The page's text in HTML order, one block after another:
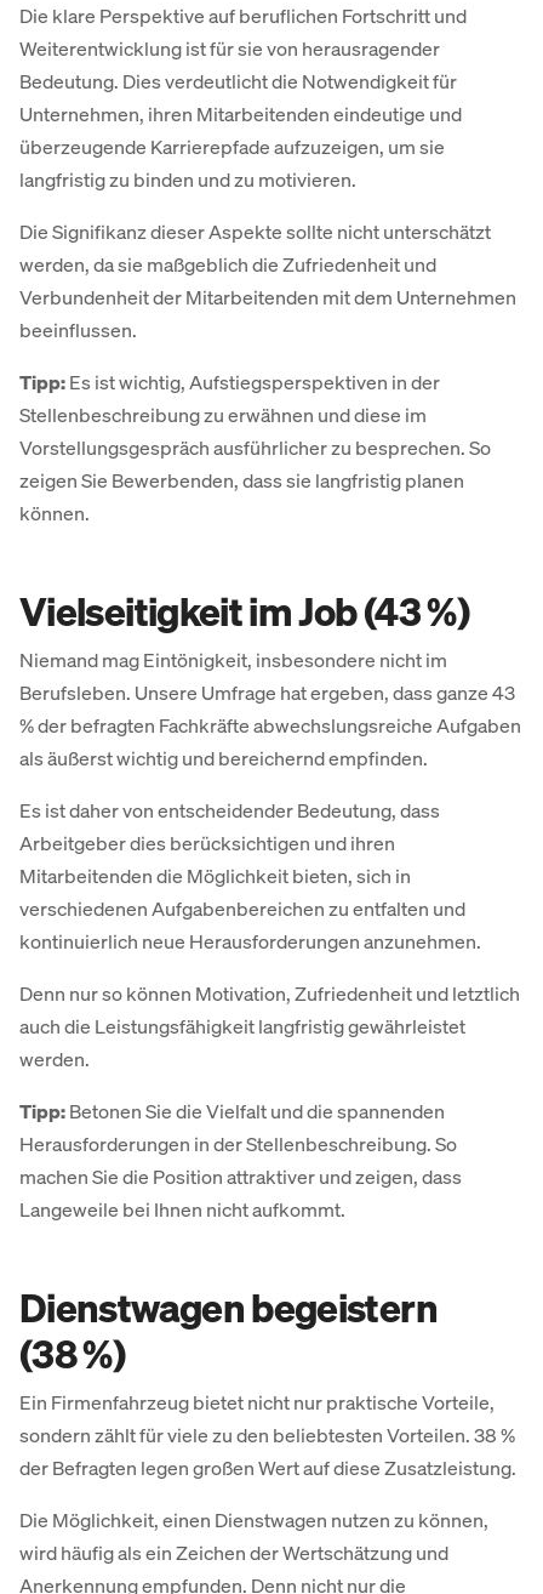
Die klare Perspektive auf beruflichen Fortschritt und
Weiterentwicklung ist für sie von herausragender
Bedeutung. Dies verdeutlicht die Notwendigkeit für
Unternehmen, ihren Mitarbeitenden eindeutige und
überzeugende Karrierepfade aufzuzeigen, um sie
langfristig zu binden und zu motivieren.
Die Signifikanz dieser Aspekte sollte nicht unterschätzt
werden, da sie maßgeblich die Zufriedenheit und
Verbundenheit der Mitarbeitenden mit dem Unternehmen
beeinflussen.
Tipp:Es ist wichtig, Aufstiegsperspektiven in der
Stellenbeschreibung zu erwähnen und diese im
Vorstellungsgespräch ausführlicher zu besprechen. So
zeigen Sie Bewerbenden, dass sie langfristig planen
können.
Vielseitigkeit im Job (43 %)
Niemand mag Eintönigkeit, insbesondere nicht im
Berufsleben. Unsere Umfrage hat ergeben, dass ganze 43
% der befragten Fachkräfte abwechslungsreiche Aufgaben
als äußerst wichtig und bereichernd empfinden.
Es ist daher von entscheidender Bedeutung, dass
Arbeitgeber dies berücksichtigen und ihren
Mitarbeitenden die Möglichkeit bieten, sich in
verschiedenen Aufgabenbereichen zu entfalten und
kontinuierlich neue Herausforderungen anzunehmen.
Denn nur so können Motivation, Zufriedenheit und letztlich
auch die Leistungsfähigkeit langfristig gewährleistet
werden.
Tipp:Betonen Sie die Vielfalt und die spannenden
Herausforderungen in der Stellenbeschreibung. So
machen Sie die Position attraktiver und zeigen, dass
Langeweile bei Ihnen nicht aufkommt.
Dienst­wagen begeistern
(38 %)
Ein Firmenfahrzeug bietet nicht nur praktische Vorteile,
sondern zählt für viele zu den beliebtesten Vorteilen. 38 %
der Befragten legen großen Wert auf diese Zusatzleistung.
Die Möglichkeit, einen Dienstwagen nutzen zu können,
wird häufig als ein Zeichen der Wertschätzung und
Anerkennung empfunden. Denn nicht nur die